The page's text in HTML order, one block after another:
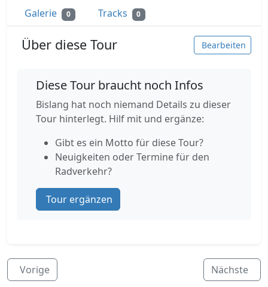
Galerie 0 Tracks 0
Über diese Tour Bearbeiten
Diese Tour braucht noch Infos
Bislang hat noch niemand Details zu dieser
Tour hinterlegt. Hilf mit und ergänze:
Gibt es ein Motto für diese Tour?
Neuigkeiten oder Termine für den
Radverkehr?
Tour ergänzen
Vorige Nächste